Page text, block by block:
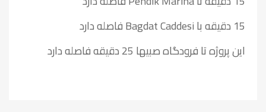
15 دقیقه با Bagdat Caddesi فاصله دارد
این پروژه تا فرودگاه صبیها 25 دقیقه فاصله دارد